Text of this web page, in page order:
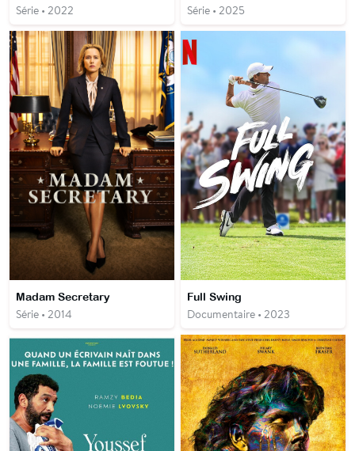
Série • 2022 Série • 2025
Madam Secretary
Série • 2014
Full Swing
Documentaire • 2023